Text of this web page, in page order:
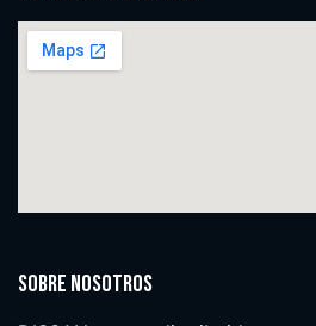
Sobre nosotros